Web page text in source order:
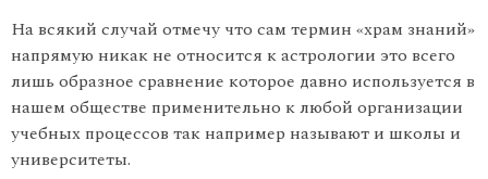
На всякий случай отмечу что сам термин «храм знаний»
напрямую никак не относится к астрологии это всего
лишь образное сравнение которое давно используется в
нашем обществе применительно к любой организации
учебных процессов так например называют и школы и
университеты.